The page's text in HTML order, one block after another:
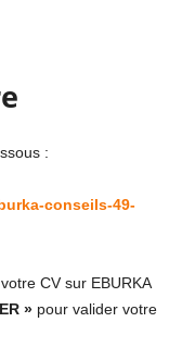
:
conseils-49-
CV sur EBURKA
» pour valider votre